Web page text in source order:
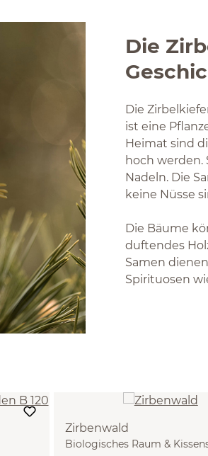
Die
Die
ist eine
Heimat sind
hoch werden.
Nadeln. Die
keine Nüsse
Die Bäume
duftendes
Samen
Spirituosen
Zirbenwald
Biologisches Raum &